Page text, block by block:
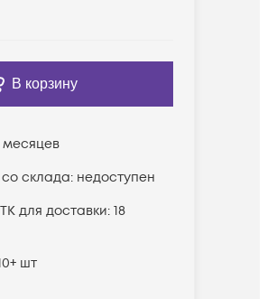
В корзину
месяцев
склада: недоступен
для доставки: 18
шт